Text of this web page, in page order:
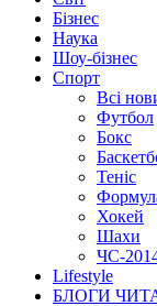
Бізнес
Наука
Шоу-бізнес
Спорт
Всі
Футбол
Бокс
Теніс
Хокей
Шахи
ЧС-
Lifestyle
БЛОГИ